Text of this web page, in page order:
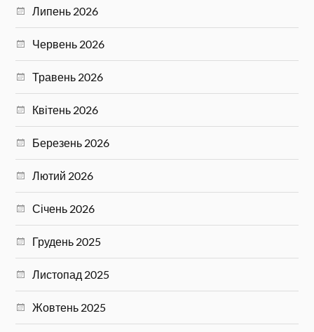
Липень 2026
Червень 2026
Травень 2026
Квітень 2026
Березень 2026
Лютий 2026
Січень 2026
Грудень 2025
Листопад 2025
Жовтень 2025